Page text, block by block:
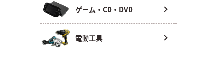
ゲーム・CD・DVD
電動工具